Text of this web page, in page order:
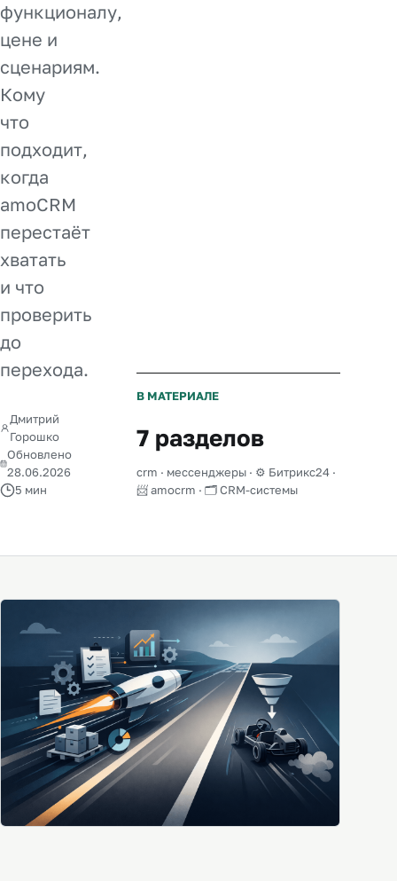
функционалу,
цене и
сценариям.
Кому
что
подходит,
когда
amoCRM
перестаёт
хватать
и что
проверить
до
перехода.
Дмитрий
Горошко
Обновлено
28.06.2026
5 мин
В МАТЕРИАЛЕ
7 разделов
crm · мессенджеры · ⚙️ Битрикс24 ·
📨 amocrm · 🗂️ CRM-системы